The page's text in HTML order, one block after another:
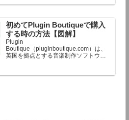
定額以上のお金を出して何かを購入す
終了予定日：日本時間：6/1（月…
初めてPlugin Boutiqueで購入
する時の方法【図解】
Plugin
Boutique（pluginboutique.com）は、
英国を拠点とする音楽制作ソフトウェ
で、世界中のミュージシャンに利用さ